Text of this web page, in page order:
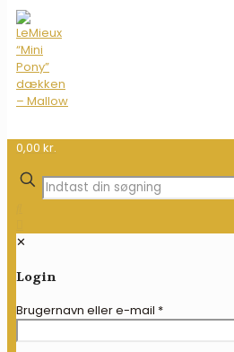
0,00 kr.
✕
Login
Brugernavn eller e-mail *